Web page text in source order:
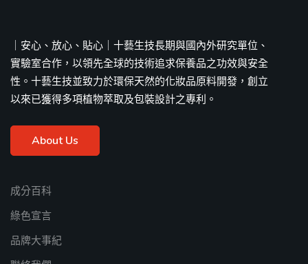
｜安心、放心、貼心｜十藝生技長期與國內外研究單位、
實驗室合作，以領先全球的技術追求保養品之功效與安全
性。十藝生技並致力於環保天然的化妝品原料開發，創立
以來已獲得多項植物萃取及包裝設計之專利。
About Us
成分百科
綠色宣言
品牌大事紀